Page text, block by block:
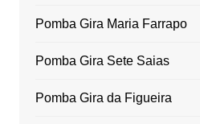
Pomba Gira Maria Farrapo
Pomba Gira Sete Saias
Pomba Gira da Figueira